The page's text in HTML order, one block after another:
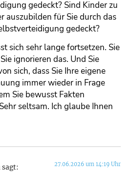
gedeckt? Sind Kinder zu
auszubilden für Sie durch das
gedeckt?
sich sehr lange fortsetzen. Sie
ignorieren das. Und Sie
sich, dass Sie Ihre eigene
immer wieder in Frage
Sie bewusst Fakten
seltsam. Ich glaube Ihnen
sagt: 27.06.2026 um 14:19 Uhr